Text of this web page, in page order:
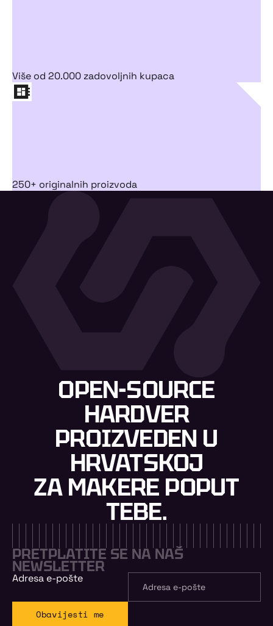
Više od 20.000 zadovoljnih kupaca
250+ originalnih proizvoda
OPEN-SOURCE
HARDVER
PROIZVEDEN U
HRVATSKOJ
ZA MAKERE POPUT
TEBE.
PRETPLATITE SE NA NAŠ
NEWSLETTER
Adresa e-pošte
Obavijesti me